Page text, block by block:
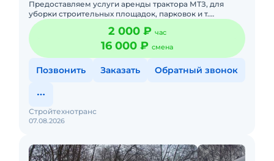
Предоставляем услуги аренды трактора МТЗ, для
уборки строительных площадок, парковок и т.
д.Подача в день заказа.Пакет отчетных документов. С
оператором. Топлив 2 000 ₽ час
16 000 ₽ смена
Позвонить Заказать Обратный звонок
07.08.2026
Стройтехнотранс